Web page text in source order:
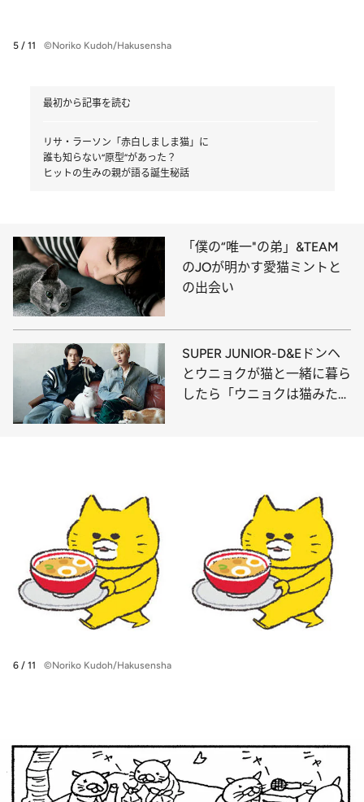
5 / 11 ©Noriko Kudoh/Hakusensha
最初から記事を読む
リサ・ラーソン「赤白しましま猫」に
誰も知らない“原型”があった？
ヒットの生みの親が語る誕生秘話
「僕の“唯一"の弟」&TEAM
のJOが明かす愛猫ミントと
の出会い
SUPER JUNIOR-D&Eドンヘ
とウニョクが猫と一緒に暮ら
したら「ウニョクは猫みた
6 / 11 ©Noriko Kudoh/Hakusensha